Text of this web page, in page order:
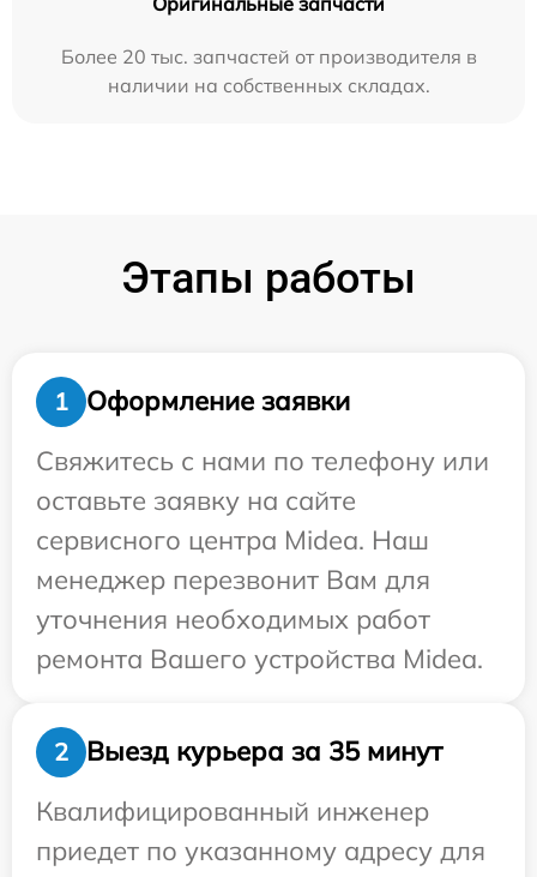
Более 20 тыс. запчастей от производителя в
наличии на собственных складах.
Этапы работы
1
Оформление заявки
Свяжитесь с нами по телефону или
оставьте заявку на сайте
сервисного центра Midea. Наш
менеджер перезвонит Вам для
уточнения необходимых работ
ремонта Вашего устройства Midea.
2
Выезд курьера за 35 минут
Квалифицированный инженер
приедет по указанному адресу для